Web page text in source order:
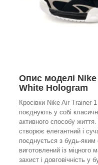
Опис моделі
White Hologram
Кросівки Nike Air Trainer
поєднують у собі
активного способу
створює елегантний і
поєднується з будь-
виготовлений із міцного
захист і довговічність у